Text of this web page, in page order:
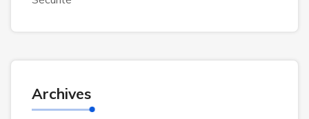
Archives